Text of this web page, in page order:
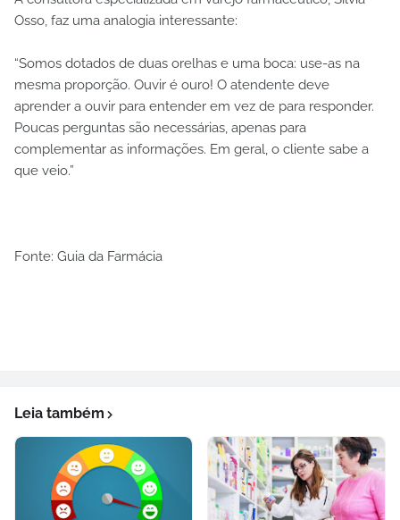
Osso, faz uma analogia interessante:
“Somos dotados de duas orelhas e uma boca: use-as na
mesma proporção. Ouvir é ouro! O atendente deve
aprender a ouvir para entender em vez de para responder.
Poucas perguntas são necessárias, apenas para
complementar as informações. Em geral, o cliente sabe a
que veio.”
Fonte: Guia da Farmácia
Leia também